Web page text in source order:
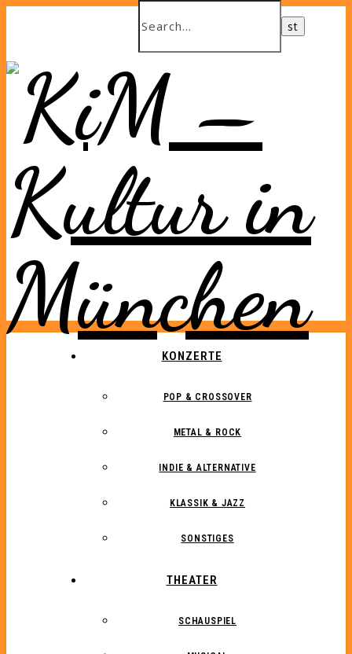
KONZERTE
POP & CROSSOVER
METAL & ROCK
INDIE & ALTERNATIVE
KLASSIK & JAZZ
SONSTIGES
THEATER
SCHAUSPIEL